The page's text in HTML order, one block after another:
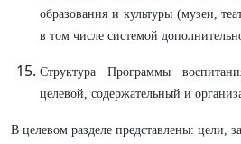
образования и культуры (музеи,
в том числе системой
Структура Программы
целевой, содержательный и
В целевом разделе представлены: цели,